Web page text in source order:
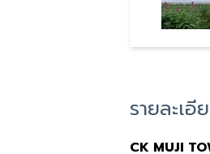
รายละเอี
CK MUJI